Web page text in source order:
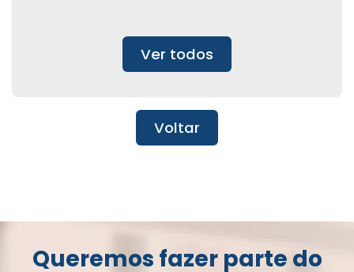
Ver todos
Voltar
Queremos fazer parte do